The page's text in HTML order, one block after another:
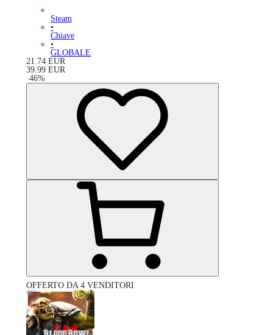
Steam
•
Chiave
•
GLOBALE
21.74 EUR
39.99 EUR
-46%
OFFERTO DA 4 VENDITORI